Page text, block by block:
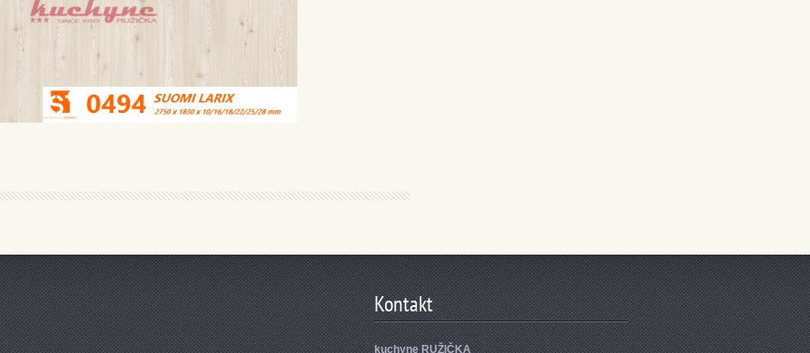
Kontakt
kuchyne RUŽIČKA